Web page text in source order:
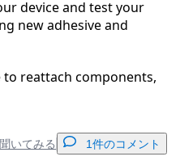
device and test your
new adhesive and
to reattach components,
いてみる 1件のコメント